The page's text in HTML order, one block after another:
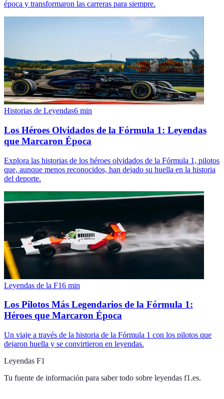
época y transformaron las carreras para siempre.
Historias de Leyendas6 min
Los Héroes Olvidados de la Fórmula 1: Leyendas
que Marcaron Época
Explora las historias de los héroes olvidados de la Fórmula 1, pilotos
que, aunque menos reconocidos, han dejado su huella en la historia
del deporte.
Leyendas de la F16 min
Los Pilotos Más Legendarios de la Fórmula 1:
Héroes que Marcaron Época
Un viaje a través de la historia de la Fórmula 1 con los pilotos que
dejaron huella y se convirtieron en leyendas.
Leyendas F1
Tu fuente de información para saber todo sobre leyendas f1.es.